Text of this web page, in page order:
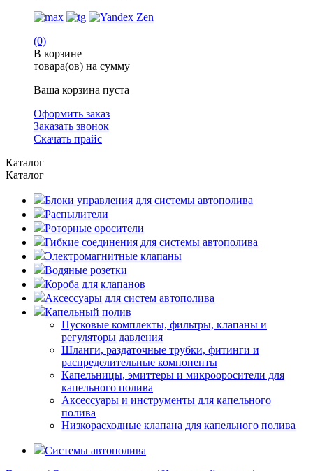
(0)
В корзине
товара(ов) на сумму
Ваша корзина пуста
Оформить заказ
Заказать звонок
Скачать прайс
Каталог
Каталог
Блоки управления для системы автополива
Распылители
Роторные оросители
Гибкие соединения для системы автополива
Электромагнитные клапаны
Водяные розетки
Короба для клапанов
Аксессуары для систем автополива
Капельный полив
Пусковые комплекты, фильтры, клапаны и
регуляторы давления
Шланги, раздаточные трубки, фитинги и
распределительные компоненты
Капельницы, эмиттеры и микрооросители для
капельного полива
Аксессуары и инструменты для капельного
полива
Низкорасходные клапана для капельного полива
Системы автополива